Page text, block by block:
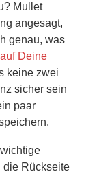
Mullet
angesagt,
genau, was
Deine
keine zwei
sicher sein
paar
die Rückseite